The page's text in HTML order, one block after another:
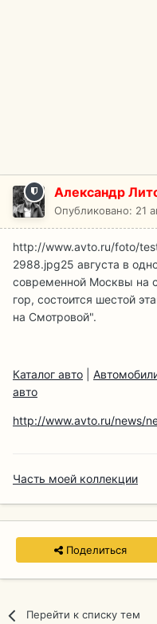
Александр
Опубликовано: 21
http://www.avto.ru/foto/
2988.jpg25 августа в
современной Москвы на
гор, состоится шестой
на Смотровой".
Каталог авто
авто
http://www.avto.ru/news/
Часть моей коллекции
Поделиться
Перейти к списку тем